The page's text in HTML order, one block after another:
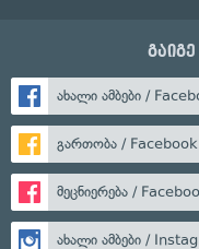
ახალი ამბები /
გართობა / Facebook
მეცნიერება /
ახალი ამბები /